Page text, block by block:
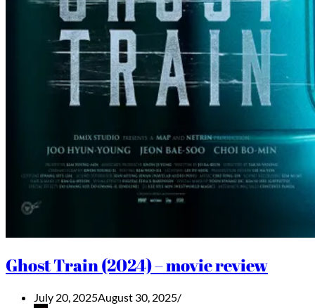
Ghost Train (2024) – movie review
July 20, 2025August 30, 2025